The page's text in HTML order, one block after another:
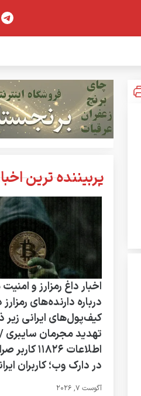
پربیننده ترین
اخبار داغ رمزارز و
درباره دارنده‌های رمزارز
کیف‌پول‌های ایرانی زیر
تهدید مجرمان
در دارک‌ وب؛ کاربران
آگوست 7, 2026